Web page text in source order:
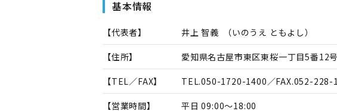
基本情報
【代表者】 井上 智義 （いのうえ ともよし）
【住所】 愛知県名古屋市東区東桜一丁目5番12
【TEL／FAX】 TEL.050-1720-1400／FAX.052-228-
【営業時間】 平日 09:00～18:00